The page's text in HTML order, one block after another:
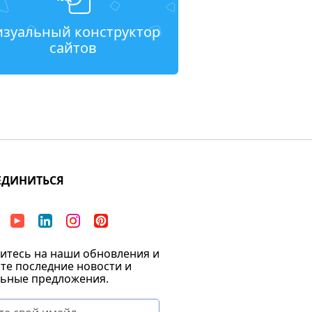
конструктор
сайтов
на наши обновления и
последние новости и
предложения.